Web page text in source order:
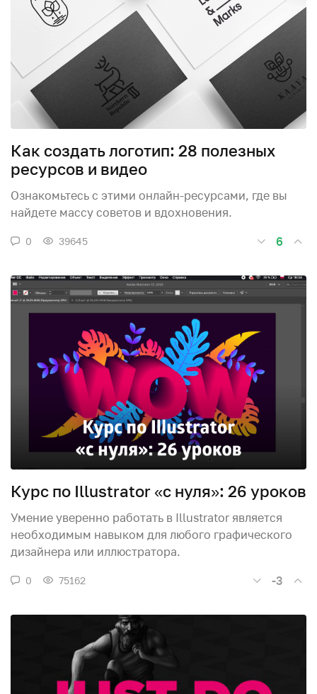
Как создать логотип: 28 полезных
ресурсов и видео
Ознакомьтесь с этими онлайн-ресурсами, где вы
найдете массу советов и вдохновения.
0 39645 6
Курс по Illustrator «с нуля»: 26 уроков
Умение уверенно работать в Illustrator является
необходимым навыком для любого графического
дизайнера или иллюстратора.
0 75162 -3